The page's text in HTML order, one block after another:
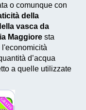
o comunque con
della
vasca da
Maggiore sta
d’acqua
a quelle utilizzate